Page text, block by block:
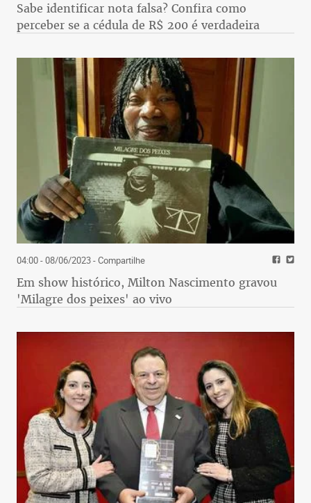
Sabe identificar nota falsa? Confira como
perceber se a cédula de R$ 200 é verdadeira
04:00 - 08/06/2023- Compartilhe
Em show histórico, Milton Nascimento gravou
'Milagre dos peixes' ao vivo